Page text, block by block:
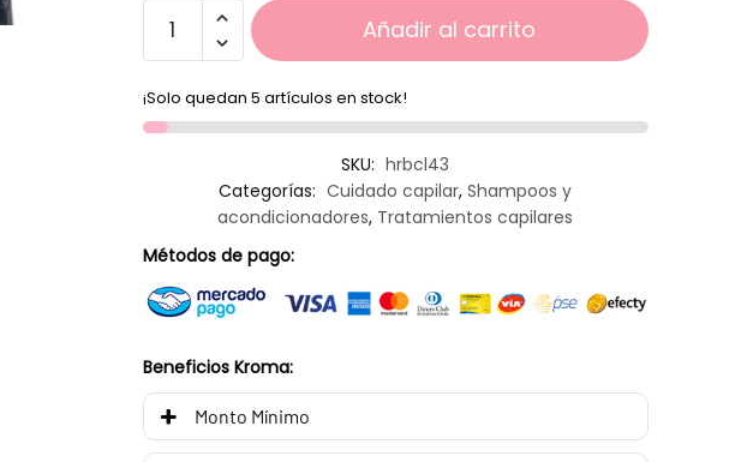
Añadir al carrito
¡Solo quedan 5 artículos en stock!
SKU: hrbcl43
Categorías: Cuidado capilar,Shampoos y
acondicionadores, Tratamientos capilares
Métodos de pago:
Beneficios Kroma:
Monto Mínimo